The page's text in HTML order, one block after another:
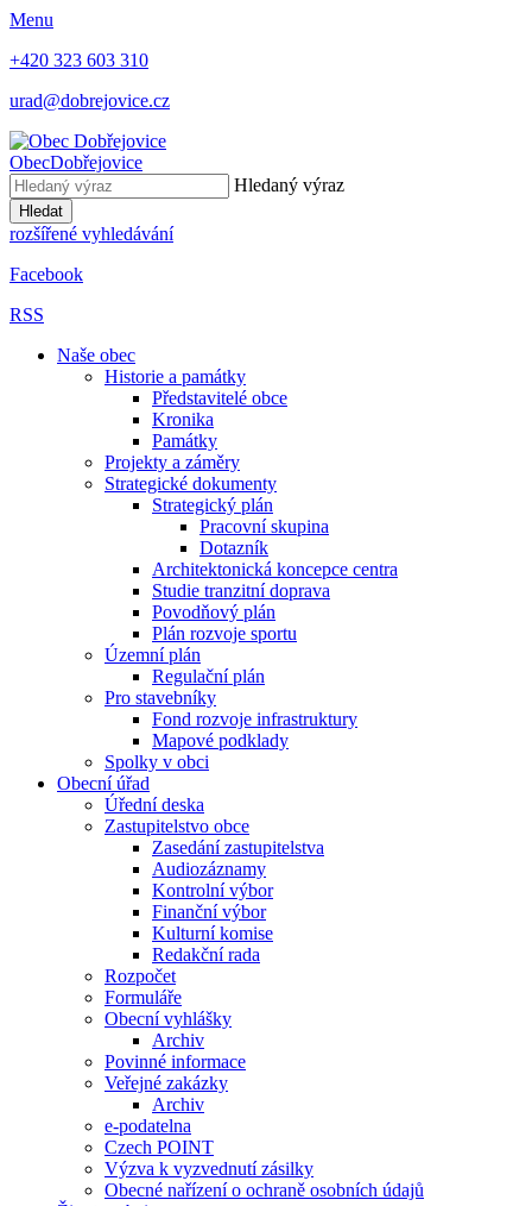
Menu
+420 323 603 310
urad@dobrejovice.cz
ObecDobřejovice
Hledaný výraz
Hledat
rozšířené vyhledávání
Facebook
RSS
Naše obec
Historie a památky
Představitelé obce
Kronika
Památky
Projekty a záměry
Strategické dokumenty
Strategický plán
Pracovní skupina
Dotazník
Architektonická koncepce centra
Studie tranzitní doprava
Povodňový plán
Plán rozvoje sportu
Územní plán
Regulační plán
Pro stavebníky
Fond rozvoje infrastruktury
Mapové podklady
Spolky v obci
Obecní úřad
Úřední deska
Zastupitelstvo obce
Zasedání zastupitelstva
Audiozáznamy
Kontrolní výbor
Finanční výbor
Kulturní komise
Redakční rada
Rozpočet
Formuláře
Obecní vyhlášky
Archiv
Povinné informace
Veřejné zakázky
Archiv
e-podatelna
Czech POINT
Výzva k vyzvednutí zásilky
Obecné nařízení o ochraně osobních údajů